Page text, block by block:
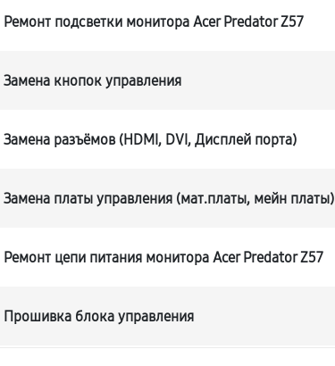
Ремонт подсветки монитора Acer Predator Z57
Замена кнопок управления
Замена разъёмов (HDMI, DVI, Дисплей порта)
Замена платы управления (мат.платы, мейн платы)
Ремонт цепи питания монитора Acer Predator Z57
Прошивка блока управления